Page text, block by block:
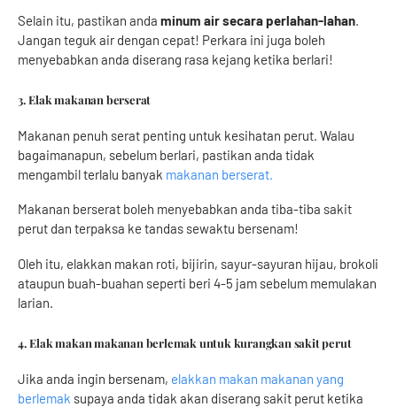
Selain itu, pastikan anda minum air secara perlahan-lahan.
Jangan teguk air dengan cepat! Perkara ini juga boleh
menyebabkan anda diserang rasa kejang ketika berlari!
3. Elak makanan berserat
Makanan penuh serat penting untuk kesihatan perut. Walau
bagaimanapun, sebelum berlari, pastikan anda tidak
mengambil terlalu banyak makanan berserat.
Makanan berserat boleh menyebabkan anda tiba-tiba sakit
perut dan terpaksa ke tandas sewaktu bersenam!
Oleh itu, elakkan makan roti, bijirin, sayur-sayuran hijau, brokoli
ataupun buah-buahan seperti beri 4-5 jam sebelum memulakan
larian.
4. Elak makan makanan berlemak untuk kurangkan sakit perut
Jika anda ingin bersenam, elakkan makan makanan yang
berlemak supaya anda tidak akan diserang sakit perut ketika